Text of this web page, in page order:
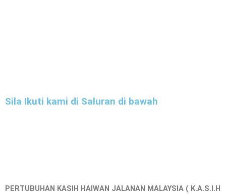
Sila Ikuti kami di Saluran di bawah
PERTUBUHAN KASIH HAIWAN JALANAN MALAYSIA ( K.A.S.I.H